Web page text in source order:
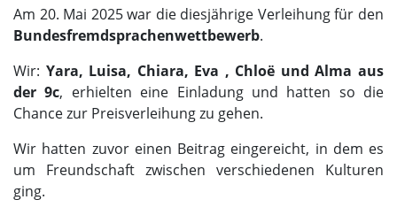
Am 20. Mai 2025 war die diesjährige Verleihung für den
Bundesfremdsprachenwettbewerb.
Wir: Yara, Luisa, Chiara, Eva , Chloë und Alma aus
der 9c, erhielten eine Einladung und hatten so die
Chance zur Preisverleihung zu gehen.
Wir hatten zuvor einen Beitrag eingereicht, in dem es
um Freundschaft zwischen verschiedenen Kulturen
ging.